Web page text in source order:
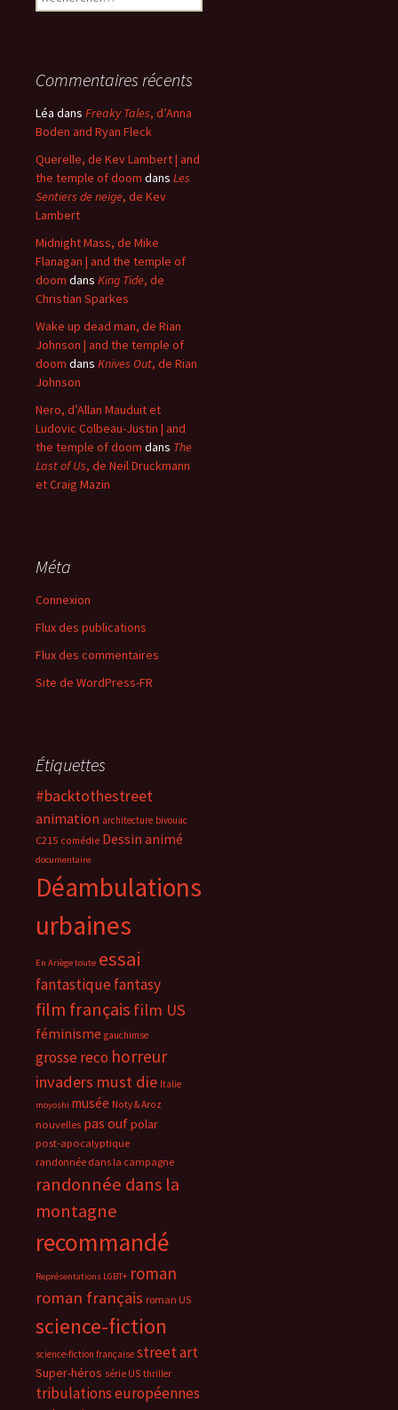
Commentaires récents
Léa dans Freaky Tales, d’Anna
Boden and Ryan Fleck
Querelle, de Kev Lambert | and
the temple of doom dans Les
Sentiers de neige, de Kev
Lambert
Midnight Mass, de Mike
Flanagan | and the temple of
doom dans King Tide, de
Christian Sparkes
Wake up dead man, de Rian
Johnson | and the temple of
doom dans Knives Out, de Rian
Johnson
Nero, d’Allan Mauduit et
Ludovic Colbeau-Justin | and
the temple of doom dans The
Last of Us, de Neil Druckmann
et Craig Mazin
Méta
Connexion
Flux des publications
Flux des commentaires
Site de WordPress-FR
Étiquettes
#backtothestreet
animation architecture bivouac
C215 comédie Dessin animé
documentaire
Déambulations
urbaines
En Ariège toute essai
fantastiquefantasy
film français film US
féminisme gauchimse
grosse reco horreur
invaders must die Italie
moyoshi musée Noty & Aroz
nouvelles pas oufpolar
post-apocalyptique
randonnée dans la campagne
randonnée dans la
montagne
recommandé
Représentations LGBT+ roman
roman français roman US
science-fiction
science-fiction française street art
Super-héros série US thriller
tribulations européennes